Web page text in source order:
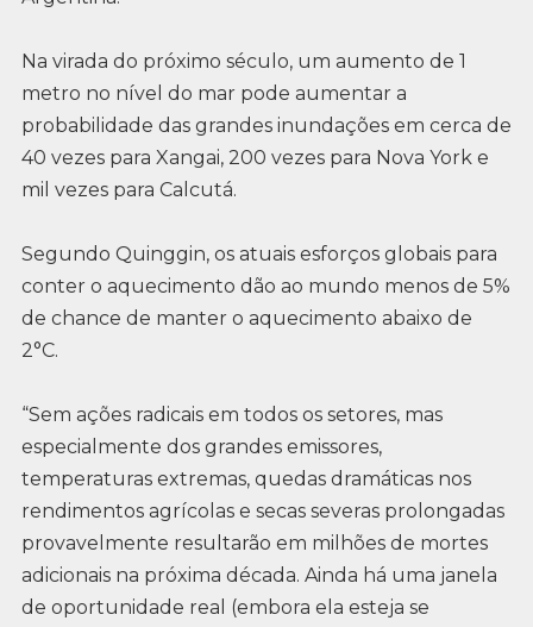
Na virada do próximo século, um aumento de 1
metro no nível do mar pode aumentar a
probabilidade das grandes inundações em cerca de
40 vezes para Xangai, 200 vezes para Nova York e
mil vezes para Calcutá.
Segundo Quinggin, os atuais esforços globais para
conter o aquecimento dão ao mundo menos de 5%
de chance de manter o aquecimento abaixo de
2°C.
“Sem ações radicais em todos os setores, mas
especialmente dos grandes emissores,
temperaturas extremas, quedas dramáticas nos
rendimentos agrícolas e secas severas prolongadas
provavelmente resultarão em milhões de mortes
adicionais na próxima década. Ainda há uma janela
de oportunidade real (embora ela esteja se